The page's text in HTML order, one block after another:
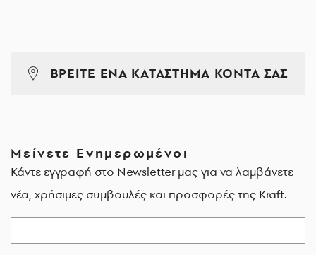
ΒΡΕΙΤΕ ΕΝΑ ΚΑΤΑΣΤΗΜΑ ΚΟΝΤΑ ΣΑΣ
Μείνετε Ενημερωμένοι
Κάντε εγγραφή στο Newsletter μας για να λαμβάνετε
νέα, χρήσιμες συμβουλές και προσφορές της Kraft.